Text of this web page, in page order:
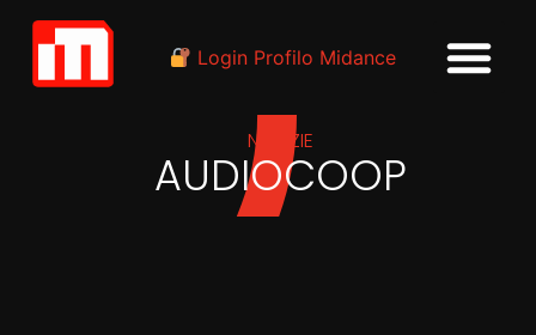
Login Profilo Midance
NOTIZIE
AUDIOCOOP